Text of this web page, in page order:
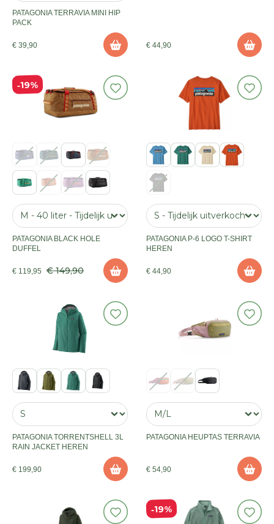
PATAGONIA TERRAVIA MINI HIP
PACK
€ 39,90 € 44,90
19%
PATAGONIA BLACK HOLE
DUFFEL
€ 119,95 € 149,90
PATAGONIA P-6 LOGO T-SHIRT
HEREN
€ 44,90
PATAGONIA TORRENTSHELL 3L
RAIN JACKET HEREN
€ 199,90
PATAGONIA HEUPTAS TERRAVIA
€ 54,90
19%